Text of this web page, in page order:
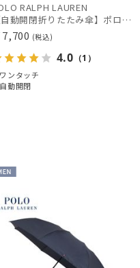
RALPH LAUREN
【自動開閉折りたたみ傘】ポロ ラルフ ローレン (POLO RALPH LAUREN) ストライプ ワンタッチ開閉
7,700 (税込)
4.0 （1）
ンタッチ
動開閉